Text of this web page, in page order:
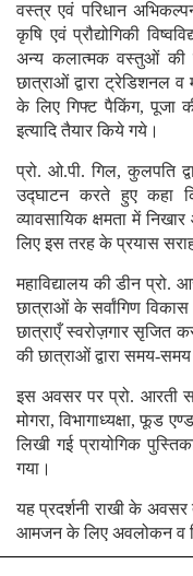
वस्त्र एवं परिधान
कृषि एवं प्रौद्योगिकी
अन्य कलात्मक वस्तुओं की
छात्राओं द्वारा ट्रेडिशनल
के लिए गिफ्ट पैकिंग, पूजा
इत्यादि तैयार किये गये।
प्रो. ओ.पी. गिल, कुलपति
उद्घाटन करते हुए कहा
व्यावसायिक क्षमता में
लिए इस तरह के प्रयास
महाविद्यालय की डीन
छात्राओं के सर्वांगिण
छात्राएँ स्वरोज़गार सृजित
की छात्राओं द्वारा समय-
इस अवसर पर प्रो. आरती
मोगरा, विभागाध्यक्षा, फूड
लिखी गई प्रायोगिक
गया।
यह प्रदर्शनी राखी के
आमजन के लिए अवलोकन व